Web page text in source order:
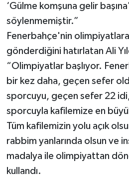
‘Gülme komşuna gelir
söylenmemiştir.”
Fenerbahçe'nin
gönderdiğini hatırlatan Ali
“Olimpiyatlar başlıyor.
bir kez daha, geçen sefer
sporcuyu, geçen sefer 22
sporcuyla kafilemize en
Tüm kafilemizin yolu açık
rabbim yanlarında olsun ve
madalya ile olimpiyattan
kullandı.